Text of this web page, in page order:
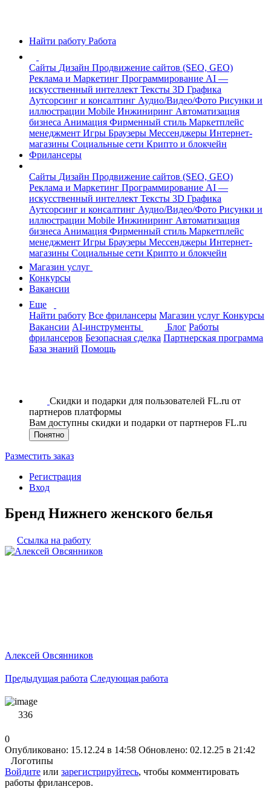
Найти работу Работа
Сайты Дизайн Продвижение сайтов (SEO, GEO)
Реклама и Маркетинг Программирование AI —
искусственный интеллект Тексты 3D Графика
Аутсорсинг и консалтинг Аудио/Видео/Фото Рисунки и
иллюстрации Mobile Инжиниринг Автоматизация
бизнеса Анимация Фирменный стиль Маркетплейс
менеджмент Игры Браузеры Мессенджеры Интернет-
магазины Социальные сети Крипто и блокчейн
Фрилансеры
Сайты Дизайн Продвижение сайтов (SEO, GEO)
Реклама и Маркетинг Программирование AI —
искусственный интеллект Тексты 3D Графика
Аутсорсинг и консалтинг Аудио/Видео/Фото Рисунки и
иллюстрации Mobile Инжиниринг Автоматизация
бизнеса Анимация Фирменный стиль Маркетплейс
менеджмент Игры Браузеры Мессенджеры Интернет-
магазины Социальные сети Крипто и блокчейн
Магазин услуг
Конкурсы
Вакансии
Еще
Найти работу Все фрилансеры Магазин услуг Конкурсы
Вакансии AI-инструменты Блог Работы
фрилансеров Безопасная сделка Партнерская программа
База знаний Помощь
Скидки и подарки для пользователей FL.ru от
партнеров платформы
Вам доступны скидки и подарки от партнеров FL.ru
Понятно
Разместить заказ
Регистрация
Вход
Бренд Нижнего женского белья
Ссылка на работу
Алексей Овсянников
Предыдущая работа Следующая работа
336
0
Опубликовано: 15.12.24 в 14:58 Обновлено: 02.12.25 в 21:42
Логотипы
Войдите или зарегистрируйтесь, чтобы комментировать
работы фрилансеров.